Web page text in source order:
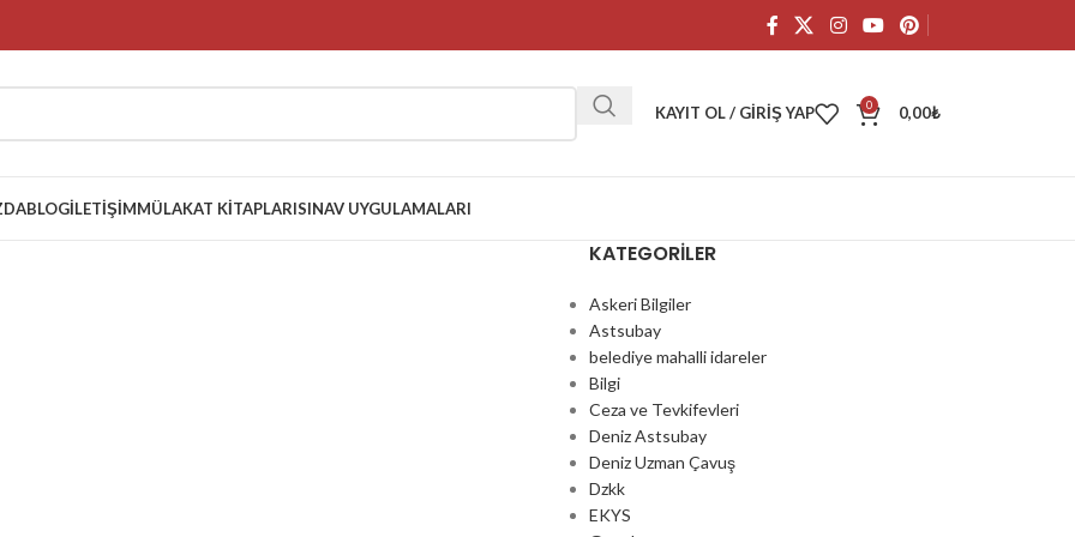
KAYIT OL / GIRIŞ YAP 0 0,00₺
BLOGİLETIŞIMMÜLAKAT KITAPLARISINAV UYGULAMALARI
KATEGORILER
Askeri Bilgiler
Astsubay
belediye mahalli idareler
Bilgi
Ceza ve Tevkifevleri
Deniz Astsubay
Deniz Uzman Çavuş
Dzkk
EKYS